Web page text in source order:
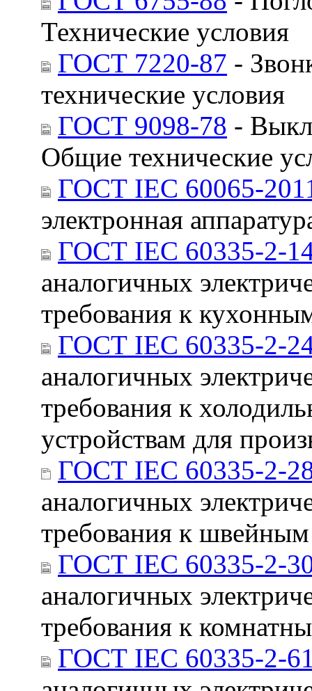
Технические условия
ГОСТ 7220-87 -
технические условия
ГОСТ 9098-78 -
Общие технические
ГОСТ IEC 60065-
электронная
ГОСТ IEC 60335-2-
аналогичных
требования к
ГОСТ IEC 60335-2-
аналогичных
требования к
устройствам для
ГОСТ IEC 60335-2-
аналогичных
требования к
ГОСТ IEC 60335-2-
аналогичных
требования к
ГОСТ IEC 60335-2-